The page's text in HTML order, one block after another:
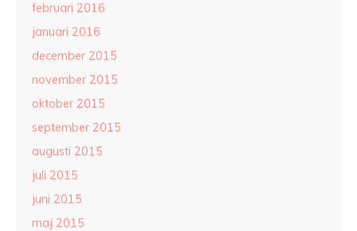
februari 2016
januari 2016
december 2015
november 2015
oktober 2015
september 2015
augusti 2015
juli 2015
juni 2015
maj 2015